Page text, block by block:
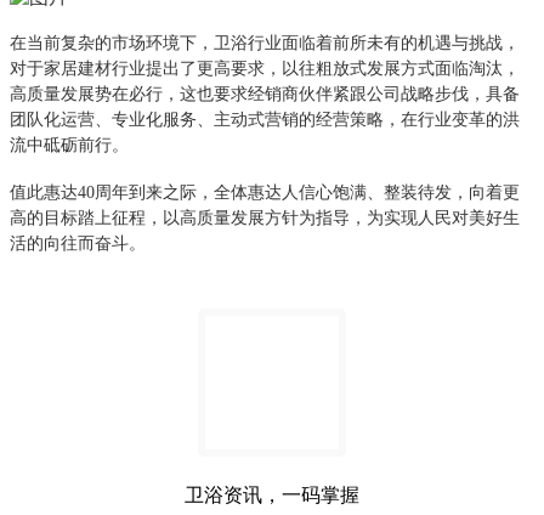
在当前复杂的市场环境下，卫浴行业面临着前所未有的机遇与挑战，
对于家居建材行业提出了更高要求，以往粗放式发展方式面临淘汰，
高质量发展势在必行，这也要求经销商伙伴紧跟公司战略步伐，具备
团队化运营、专业化服务、主动式营销的经营策略，在行业变革的洪
流中砥砺前行。
值此惠达40周年到来之际，全体惠达人信心饱满、整装待发，向着更
高的目标踏上征程，以高质量发展方针为指导，为实现人民对美好生
活的向往而奋斗。
卫浴资讯，一码掌握